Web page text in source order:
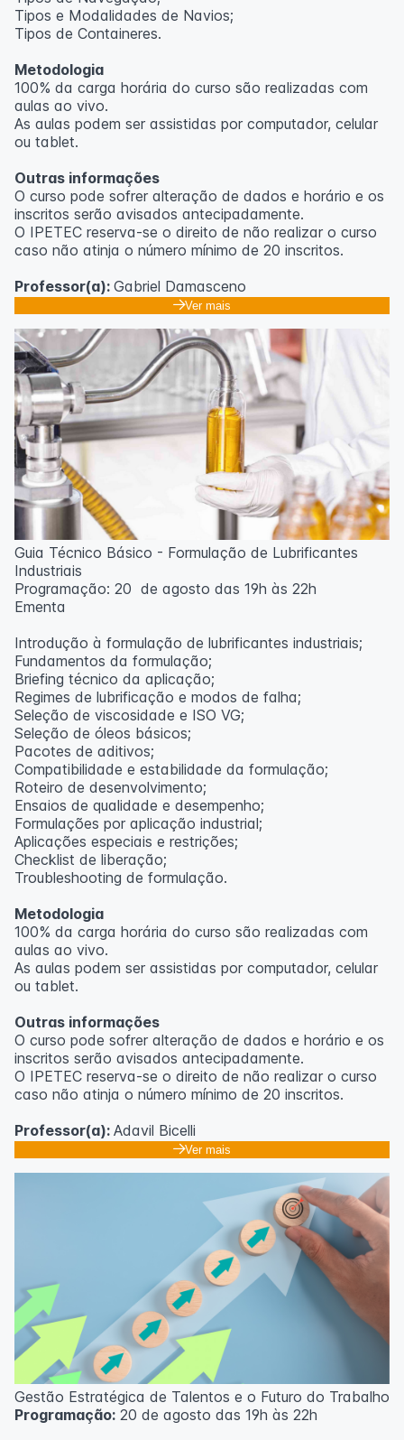
Outras informações
inscritos serão avisados ​​antecipadamente.
O IPETEC reserva-se o direito de não realizar o curso
caso não atinja o número mínimo de 20 inscritos.
Professora:
Tipos e Modalidades de Navios;
Tipos de Containeres.
Metodologia
100% da carga horária do curso são realizadas com
aulas ao vivo.
As aulas podem ser assistidas por computador, celular
ou tablet.
Outras informações
O curso pode sofrer alteração de dados e horário e os
inscritos serão avisados ​​antecipadamente.
O IPETEC reserva-se o direito de não realizar o curso
caso não atinja o número mínimo de 20 inscritos.
Professor(a): Gabriel Damasceno
Ver mais
Guia Técnico Básico - Formulação de Lubrificantes
Industriais
Programação: 20 de agosto das 19h às 22h
Ementa
Introdução à formulação de lubrificantes industriais;
Fundamentos da formulação;
Briefing técnico da aplicação;
Regimes de lubrificação e modos de falha;
Seleção de viscosidade e ISO VG;
Seleção de óleos básicos;
Pacotes de aditivos;
Compatibilidade e estabilidade da formulação;
Roteiro de desenvolvimento;
Ensaios de qualidade e desempenho;
Formulações por aplicação industrial;
Aplicações especiais e restrições;
Checklist de liberação;
Troubleshooting de formulação.
Metodologia
100% da carga horária do curso são realizadas com
aulas ao vivo.
As aulas podem ser assistidas por computador, celular
ou tablet.
Outras informações
O curso pode sofrer alteração de dados e horário e os
inscritos serão avisados ​​antecipadamente.
O IPETEC reserva-se o direito de não realizar o curso
caso não atinja o número mínimo de 20 inscritos.
Professor(a): Adavil Bicelli
Ver mais
Gestão Estratégica de Talentos e o Futuro do Trabalho
Programação: 20 de agosto das 19h às 22h